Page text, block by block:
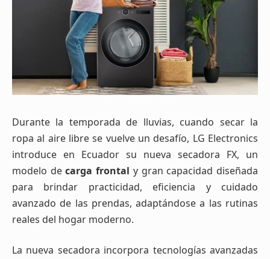
Durante la temporada de lluvias, cuando secar la
ropa al aire libre se vuelve un desafío, LG Electronics
introduce en Ecuador su nueva secadora FX, un
modelo decarga frontal y gran capacidad diseñada
para brindar practicidad, eficiencia y cuidado
avanzado de las prendas, adaptándose a las rutinas
reales del hogar moderno.
La nueva secadora incorpora tecnologías avanzadas